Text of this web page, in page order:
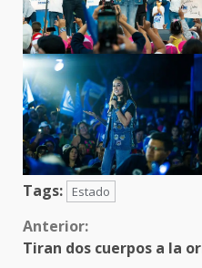
Tags: Estado
Sigue
Anterior:
Tiran dos cuerpos a la